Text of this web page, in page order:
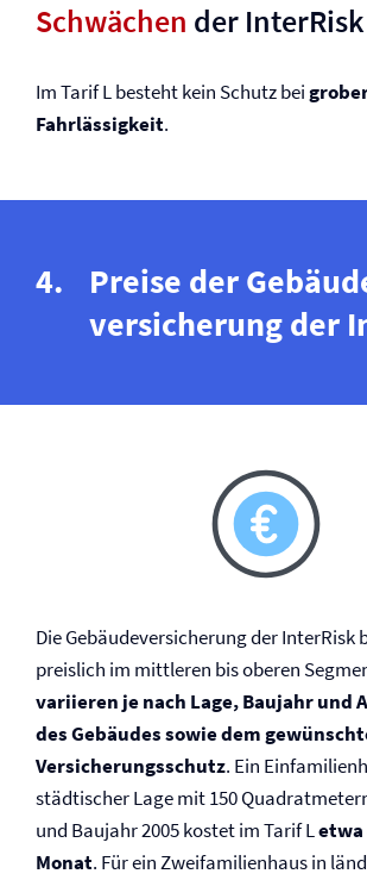
Schwächen der InterRisk
Im Tarif L besteht kein Schutz bei
Fahrlässigkeit.
Preise der
versicherung der
Die Gebäude­versicherung der InterRisk
preislich im mittleren bis oberen
variieren je nach Lage, Baujahr und
des Gebäudes sowie dem
Versicherungsschutz. Ein
städtischer Lage mit 150
und Baujahr 2005 kostet im Tarif Letwa
Monat. Für ein Zweifamilienhaus in